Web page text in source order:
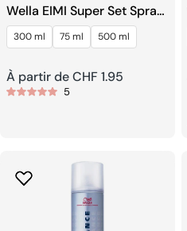
Wella EIMI Super Set Spray
De Finition Extra Fort
300 ml 75 ml 500 ml
Prix
À partir de CHF 1.95
5